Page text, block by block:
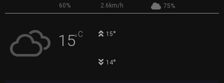
60% 2.6km/h 75%
15°C 15°
14°